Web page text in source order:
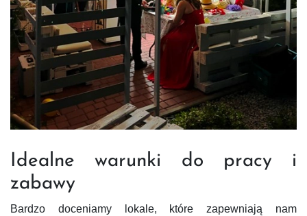
Idealne warunki do pracy i
zabawy
Bardzo doceniamy lokale, które zapewniają nam